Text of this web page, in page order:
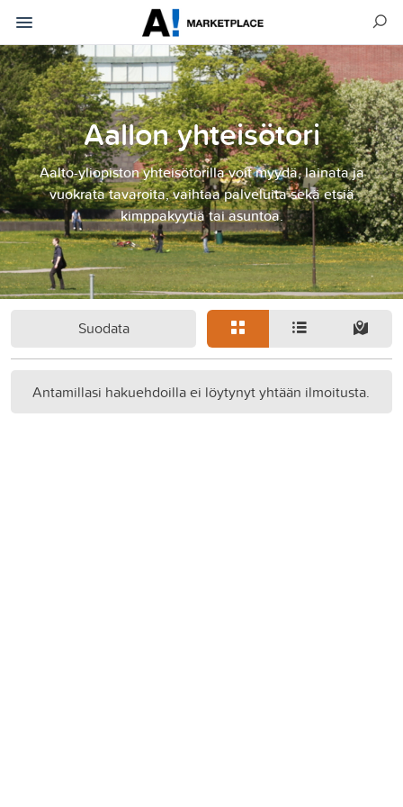
Aallon yhteisötori
Aalto-yliopiston yhteisötorilla voit myydä, lainata ja
vuokrata tavaroita, vaihtaa palveluita sekä etsiä
kimppakyytiä tai asuntoa.
Suodata
Antamillasi hakuehdoilla ei löytynyt yhtään ilmoitusta.